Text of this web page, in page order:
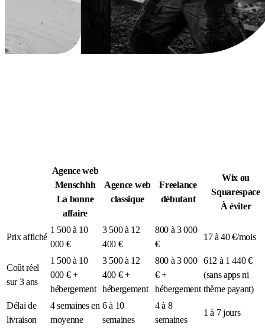
Agence web
Menschhh
La bonne
affaire
Agence web
classique
Freelance
débutant
Wix ou
Squarespace
À éviter
Prix affiché
1 500 à 10
000 €
3 500 à 12
400 €
800 à 3 000
€
17 à 40 €/mois
Coût réel
sur 3 ans
1 500 à 10
000 € +
hébergement
3 500 à 12
400 € +
hébergement
800 à 3 000
€ +
hébergement
612 à 1 440 €
(sans apps ni
thème payant)
Délai de
livraison
4 semaines en
moyenne
6 à 10
semaines
4 à 8
semaines
1 à 7 jours